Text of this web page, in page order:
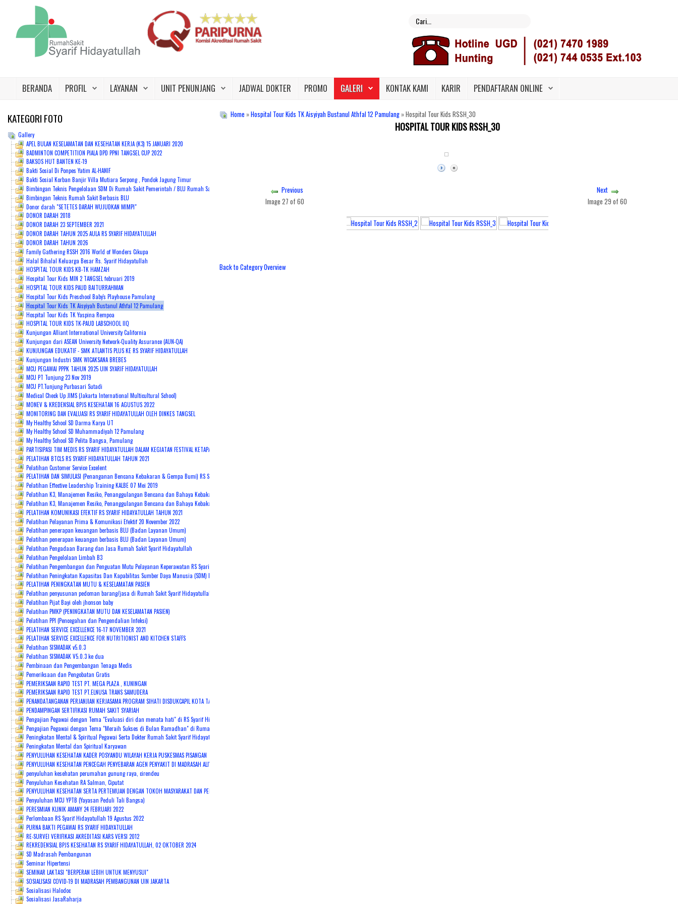
Layanan
Unit Penunjang
Jadwal Dokter
Promo
Galeri
Kontak Kami
Karir
PENDAFTARAN ONLINE
BERANDA PROFIL LAYANAN UNIT PENUNJANG JADWAL DOKTER PROMO GALERI KONTAK KAMI KARIR PENDAFTARAN ONLINE
Home »Hospital Tour Kids TK Aisyiyah Bustanul Athfal 12 Pamulang » Hospital Tour Kids RSSH_30
HOSPITAL TOUR KIDS RSSH_30
Previous
Image 27 of 60
Next
Image 29 of 60
Back to Category Overview
KATEGORI FOTO
Gallery
APEL BULAN KESELAMATAN DAN KESEHATAN KERJA (K3) 15 JANUARI 2020
BADMINTON COMPETITION PIALA DPD PPNI TANGSEL CUP 2022
BAKSOS HUT BANTEN KE-19
Bakti Sosial Di Ponpes Yatim AL-HANIF
Bakti Sosial Korban Banjir Villa Mutiara Serpong , Pondok Jagung Timur
Bimbingan Teknis Pengelolaan SDM Di Rumah Sakit Pemerintah / BLU Rumah Sakit Syarif Hidayatullah 19-20 Juli 2019
Bimbingan Teknis Rumah Sakit Berbasis BLU
Donor darah "SETETES DARAH WUJUDKAN MIMPI"
DONOR DARAH 2018
DONOR DARAH 23 SEPTEMBER 2021
DONOR DARAH TAHUN 2025 AULA RS SYARIF HIDAYATULLAH
DONOR DARAH TAHUN 2026
Family Gathering RSSH 2016 World of Wonders Cikupa
Halal Bihalal Keluarga Besar Rs. Syarif Hidayatullah
HOSPITAL TOUR KIDS KB-TK HAMZAH
Hospital Tour Kids MIN 2 TANGSEL februari 2019
HOSPITAL TOUR KIDS PAUD BAITURRAHMAN
Hospital Tour Kids Preschool Baby's Playhouse Pamulang
Hospital Tour Kids TK Aisyiyah Bustanul Athfal 12 Pamulang
Hospital Tour Kids TK Yaspina Rempoa
HOSPITAL TOUR KIDS TK-PAUD LABSCHOOL IIQ
Kunjungan Alliant International University California
Kunjungan dari ASEAN University Network-Quality Assurance (AUN-QA)
KUNJUNGAN EDUKATIF - SMK ATLANTIS PLUS KE RS SYARIF HIDAYATULLAH
Kunjungan Industri SMK WICAKSANA BREBES
MCU PEGAWAI PPPK TAHUN 2025 UIN SYARIF HIDAYATULLAH
MCU PT Tunjung 23 Nov 2019
MCU PT.Tunjung Purbasari Sutadi
Medical Check Up JIMS (Jakarta International Multicultural School)
MONEV & KREDENSIAL BPJS KESEHATAN 16 AGUSTUS 2022
MONITORING DAN EVALUASI RS SYARIF HIDAYATULLAH OLEH DINKES TANGSEL
My Healthy School SD Darma Karya UT
My Healthy School SD Muhammadiyah 12 Pamulang
My Healthy School SD Pelita Bangsa, Pamulang
PARTISIPASI TIM MEDIS RS SYARIF HIDAYATULLAH DALAM KEGIATAN FESTIVAL KETAPANG KOMUNITAS One Day One Juz (ODOJ)
PELATIHAN BTCLS RS SYARIF HIDAYATULLAH TAHUN 2021
Pelatihan Customer Service Excelent
PELATIHAN DAN SIMULASI (Penanganan Bencana Kebakaran & Gempa Bumi) RS Syarif Hidayatullah Tahun 2021
Pelatihan Effective Leadership Training KALBE 07 Mei 2019
Pelatihan K3, Manajemen Resiko, Penanggulangan Bencana dan Bahaya Kebakaran (Gelombang ke-2)
Pelatihan K3, Manajemen Resiko, Penanggulangan Bencana dan Bahaya Kebakaran 23 Juli 2019
PELATIHAN KOMUNIKASI EFEKTIF RS SYARIF HIDAYATULLAH TAHUN 2021
Pelatihan Pelayanan Prima & Komunikasi Efektif 20 November 2022
Pelatihan penerapan keuangan berbasis BLU (Badan Layanan Umum)
Pelatihan penerapan keuangan berbasis BLU (Badan Layanan Umum)
Pelatihan Pengadaan Barang dan Jasa Rumah Sakit Syarif Hidayatullah
Pelatihan Pengelolaan Limbah B3
Pelatihan Pengembangan dan Penguatan Mutu Pelayanan Keperawatan RS Syarif Hidayatullah 2022
Pelatihan Peningkatan Kapasitas Dan Kapabilitas Sumber Daya Manusia (SDM) Melalui Perubahan Mindset Dalam Bekerja
PELATIHAN PENINGKATAN MUTU & KESELAMATAN PASIEN
Pelatihan penyusunan pedoman barang/jasa di Rumah Sakit Syarif Hidayatullah bersama tim LKPP
Pelatihan Pijat Bayi oleh jhonson baby
Pelatihan PMKP (PENINGKATAN MUTU DAN KESELAMATAN PASIEN)
Pelatihan PPI (Pencegahan dan Pengendalian Infeksi)
PELATIHAN SERVICE EXCELLENCE 16-17 NOVEMBER 2021
PELATIHAN SERVICE EXCELLENCE FOR NUTRITIONIST AND KITCHEN STAFFS
Pelatihan SISMADAK v5.0.3
Pelatihan SISMADAK V5.0.3 ke dua
Pembinaan dan Pengembangan Tenaga Medis
Pemeriksaan dan Pengobatan Gratis
PEMERIKSAAN RAPID TEST PT. MEGA PLAZA , KUNINGAN
PEMERIKSAAN RAPID TEST PT.ELNUSA TRANS SAMUDERA
PENANDATANGANAN PERJANJIAN KERJASAMA PROGRAM SIHATI DISDUKCAPIL KOTA TANGSEL
PENDAMPINGAN SERTIFIKASI RUMAH SAKIT SYARIAH
Pengajian Pegawai dengan Tema "Evaluasi diri dan menata hati" di RS Syarif Hidayatullah
Pengajian Pegawai dengan Tema "Meraih Sukses di Bulan Ramadhan" di Rumah Sakit Syarif Hidayatullah
Peningkatan Mental & Spiritual Pegawai Serta Dokter Rumah Sakit Syarif Hidayatullah
Peningkatan Mental dan Spiritual Karyawan
PENYULUHAN KESEHATAN KADER POSYANDU WILAYAH KERJA PUSKESMAS PISANGAN
PENYULUHAN KESEHATAN PENCEGAH PENYEBARAN AGEN PENYAKIT DI MADRASAH ALIYAH PEMBANGUNAN UIN JAKARTA
penyuluhan kesehatan perumahan gunung raya, cirendeu
Penyuluhan Kesehatan RA Salman, Ciputat
PENYULUHAN KESEHATAN SERTA PERTEMUAN DENGAN TOKOH MASYARAKAT DAN PEMANGKU KEPENTINGAN DI WILAYAH RS SYARIF HIDAYATULLAH
Penyuluhan MCU YPTB (Yayasan Peduli Tali Bangsa)
PERESMIAN KLINIK AMANY 24 FEBRUARI 2022
Perlombaan RS Syarif Hidayatullah 19 Agustus 2022
PURNA BAKTI PEGAWAI RS SYARIF HIDAYATULLAH
RE-SURVEI VERIFIKASI AKREDITASI KARS VERSI 2012
REKREDENSIAL BPJS KESEHATAN RS SYARIF HIDAYATULLAH, 02 OKTOBER 2024
SD Madrasah Pembangunan
Seminar Hipertensi
SEMINAR LAKTASI "BERPERAN LEBIH UNTUK MENYUSUI"
SOSIALISASI COVID-19 DI MADRASAH PEMBANGUNAN UIN JAKARTA
Sosialisasi Halodoc
Sosialisasi JasaRaharja